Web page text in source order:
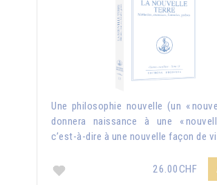
Une philosophie nouvelle (un «
donnera naissance à une «
c’est-à-dire à une nouvelle façon de
26.00CHF